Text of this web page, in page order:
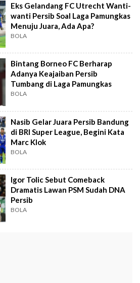
Eks Gelandang FC Utrecht Wanti-
wanti Persib Soal Laga Pamungkas
Menuju Juara, Ada Apa?
BOLA
Bintang Borneo FC Berharap
Adanya Keajaiban Persib
Tumbang di Laga Pamungkas
BOLA
Nasib Gelar Juara Persib Bandung
di BRI Super League, Begini Kata
Marc Klok
BOLA
Igor Tolic Sebut Comeback
Dramatis Lawan PSM Sudah DNA
Persib
BOLA